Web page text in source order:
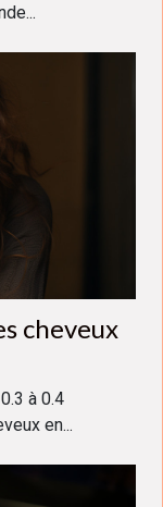
cheveux
à 0.4
en...